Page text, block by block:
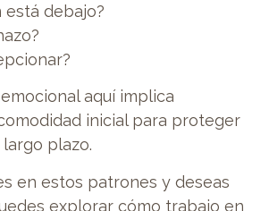
está debajo?
aquí implica
inicial para proteger
plazo.
en estos patrones y deseas
explorar cómo trabajo en